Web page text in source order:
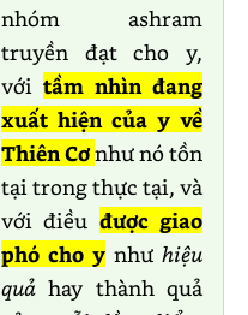
nhóm ashram
truyền đạt cho y,
với tầm nhìn đang
xuất hiện của y về
Thiên Cơnhư nó tồn
tại trong thực tại, và
với điều được giao
phó cho y như hiệu
quả hay thành quả